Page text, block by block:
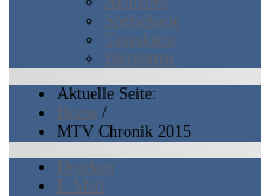
Speisekarte
Tageskarte
Biergarten
Aktuelle Seite:
Home /
MTV Chronik 2015
Drucken
E-Mail